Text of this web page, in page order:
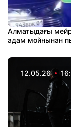
Алматыдағы
адам мойнынан
12.05.26